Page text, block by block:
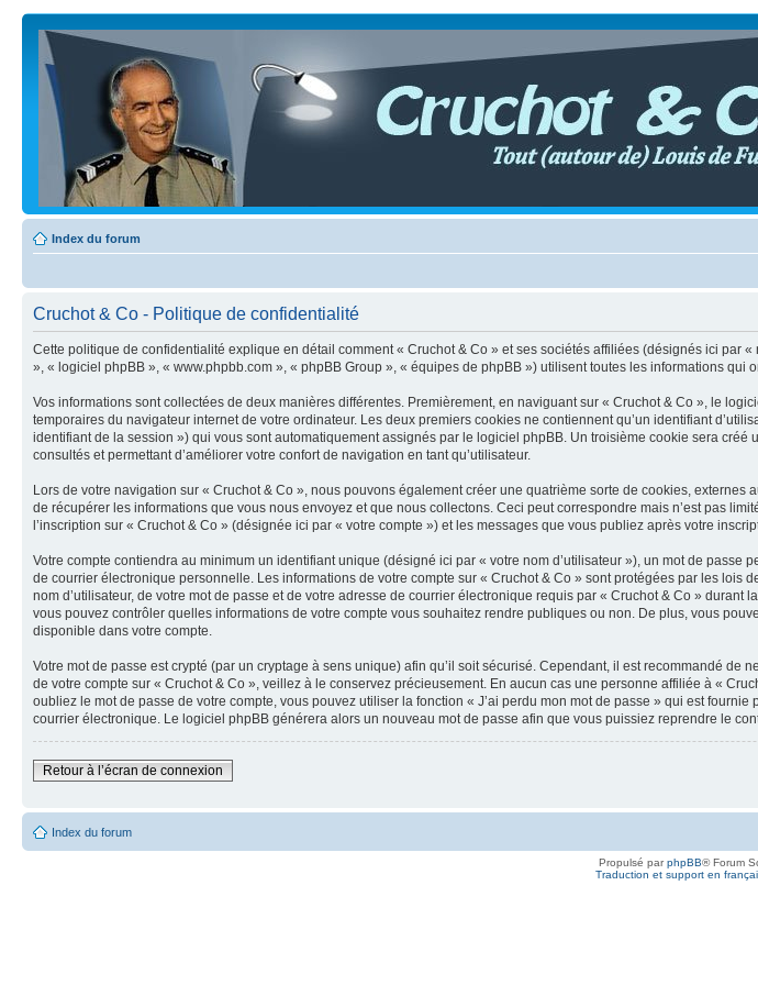
Index du forum
Cruchot & Co - Politique de confidentialité
Cette politique de confidentialité explique en détail comment « Cruchot & Co » et ses sociétés affiliées (désignés ici par
», « logiciel phpBB », « www.phpbb.com », « phpBB Group », « équipes de phpBB ») utilisent toutes les informations
Vos informations sont collectées de deux manières différentes. Premièrement, en naviguant sur « Cruchot & Co », le
temporaires du navigateur internet de votre ordinateur. Les deux premiers cookies ne contiennent qu’un identifiant
identifiant de la session ») qui vous sont automatiquement assignés par le logiciel phpBB. Un troisième cookie sera
consultés et permettant d’améliorer votre confort de navigation en tant qu’utilisateur.
Lors de votre navigation sur « Cruchot & Co », nous pouvons également créer une quatrième sorte de cookies,
de récupérer les informations que vous nous envoyez et que nous collectons. Ceci peut correspondre mais n’est pas
l’inscription sur « Cruchot & Co » (désignée ici par « votre compte ») et les messages que vous publiez après votre
Votre compte contiendra au minimum un identifiant unique (désigné ici par « votre nom d’utilisateur »), un mot de
de courrier électronique personnelle. Les informations de votre compte sur « Cruchot & Co » sont protégées par les
nom d’utilisateur, de votre mot de passe et de votre adresse de courrier électronique requis par « Cruchot & Co »
vous pouvez contrôler quelles informations de votre compte vous souhaitez rendre publiques ou non. De plus, vous
disponible dans votre compte.
Votre mot de passe est crypté (par un cryptage à sens unique) afin qu’il soit sécurisé. Cependant, il est recommandé
de votre compte sur « Cruchot & Co », veillez à le conservez précieusement. En aucun cas une personne affiliée à «
oubliez le mot de passe de votre compte, vous pouvez utiliser la fonction « J’ai perdu mon mot de passe » qui est
courrier électronique. Le logiciel phpBB générera alors un nouveau mot de passe afin que vous puissiez reprendre le
Retour à l’écran de connexion
Index du forum
Propulsé parphpBB® Forum
Traduction et support en